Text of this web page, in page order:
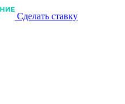
Сделать ставку